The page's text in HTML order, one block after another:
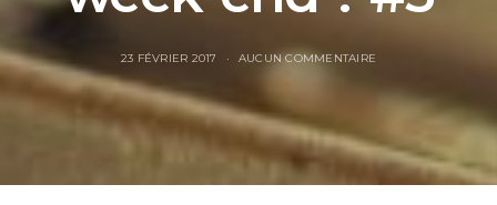
23 FÉVRIER 2017 AUCUN COMMENTAIRE